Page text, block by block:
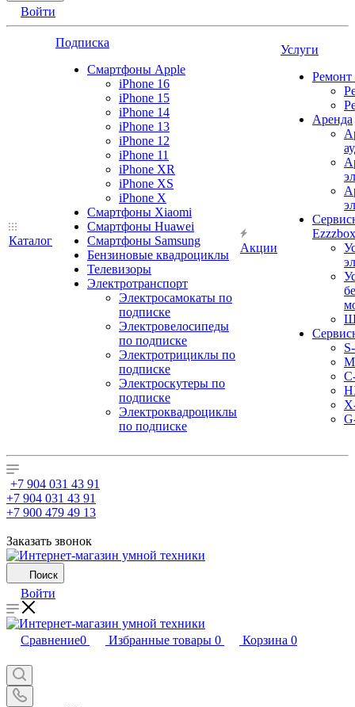
Войти
Каталог
Подписка
Смартфоны Apple
iPhone 16
iPhone 15
iPhone 14
iPhone 13
iPhone 12
iPhone 11
iPhone XR
iPhone XS
iPhone X
Смартфоны Xiaomi
Смартфоны Huawei
Смартфоны Samsung
Бензиновые квадроциклы
Телевизоры
Электротранспорт
Электросамокаты по
подписке
Электровелосипеды
по подписке
Электротрициклы по
подписке
Электроскутеры по
подписке
Электроквадроциклы
по подписке
Акции
Услуги
Ремонт
Аренда
Ezzzbox
+7 904 031 43 91
+7 904 031 43 91
+7 900 479 49 13
Заказать звонок
Поиск
Войти
Сравнение0 Избранные товары 0 Корзина 0